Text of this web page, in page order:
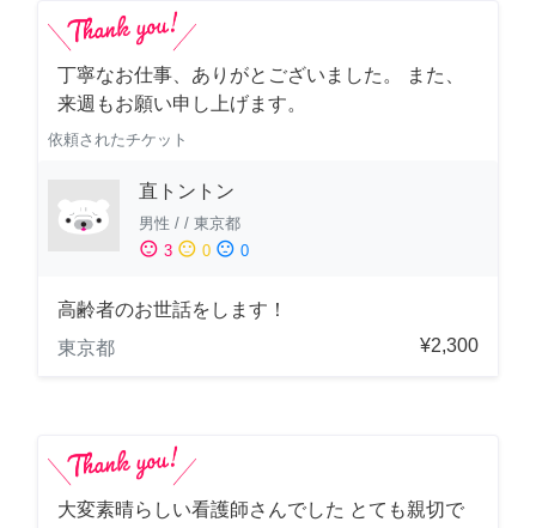
丁寧なお仕事、ありがとございました。 また、
来週もお願い申し上げます。
依頼されたチケット
直トントン
男性 / / 東京都
sentiment_satisfied 3 sentiment_neutral 0 sentiment_dissatisfied 0
高齢者のお世話をします！
東京都
¥2,300
大変素晴らしい看護師さんでした とても親切で